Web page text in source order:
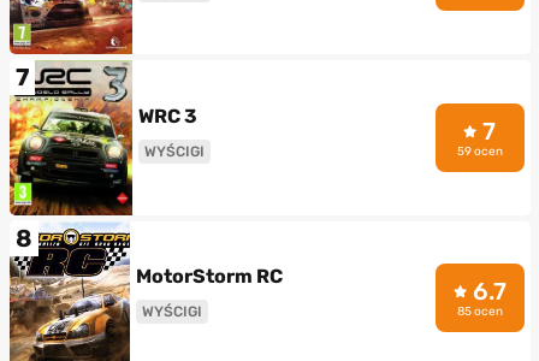
7
WRC 3
WYŚCIGI
7
59 ocen
8
MotorStorm RC
WYŚCIGI
6.7
85 ocen